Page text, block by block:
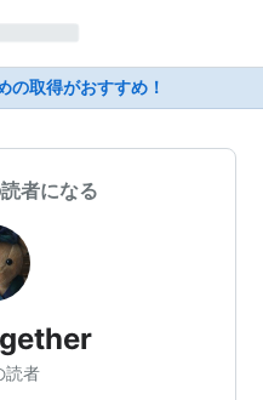
の取得がおすすめ！
者になる
読者